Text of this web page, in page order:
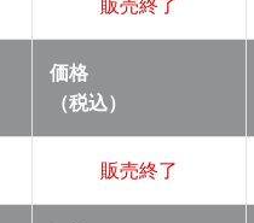
販売終了
価格
（税込）
販売終了